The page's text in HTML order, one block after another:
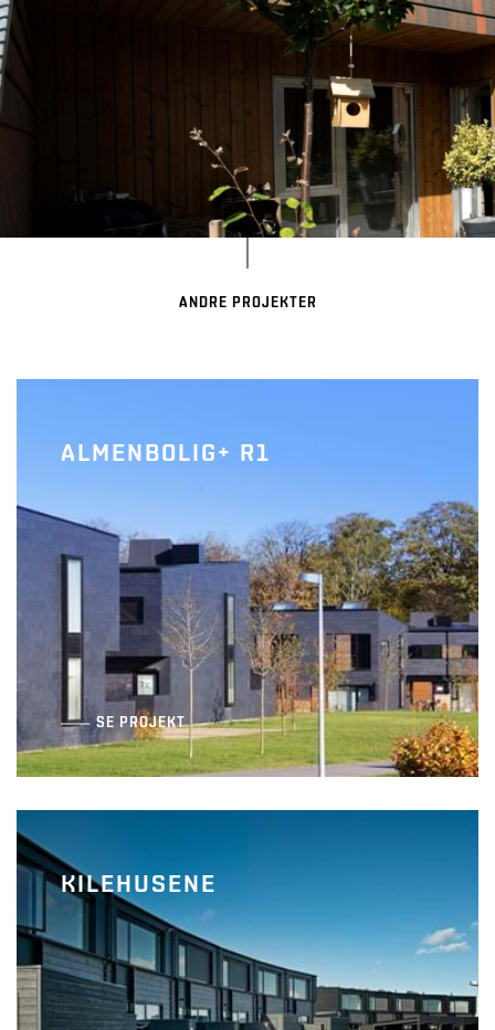
ANDRE PROJEKTER
AlmenBolig+ R1
ALMENBOLIG+ R1
SE PROJEKT
KILEHUSENE